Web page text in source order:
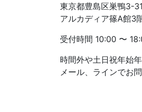
東京都豊島区巣鴨3-
アルカディア篠A館3
受付時間 10:00 〜
時間外や土日祝年始
メール、ラインでお